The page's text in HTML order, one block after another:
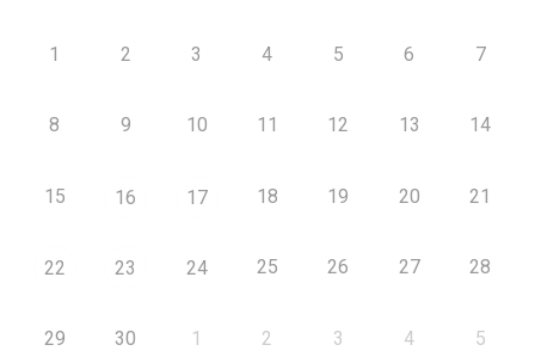
1 2 3 4 5 6 7
8 9 10 11 12 13 14
15 16 17 18 19 20 21
22 23 24 25 26 27 28
29 30 1 2 3 4 5